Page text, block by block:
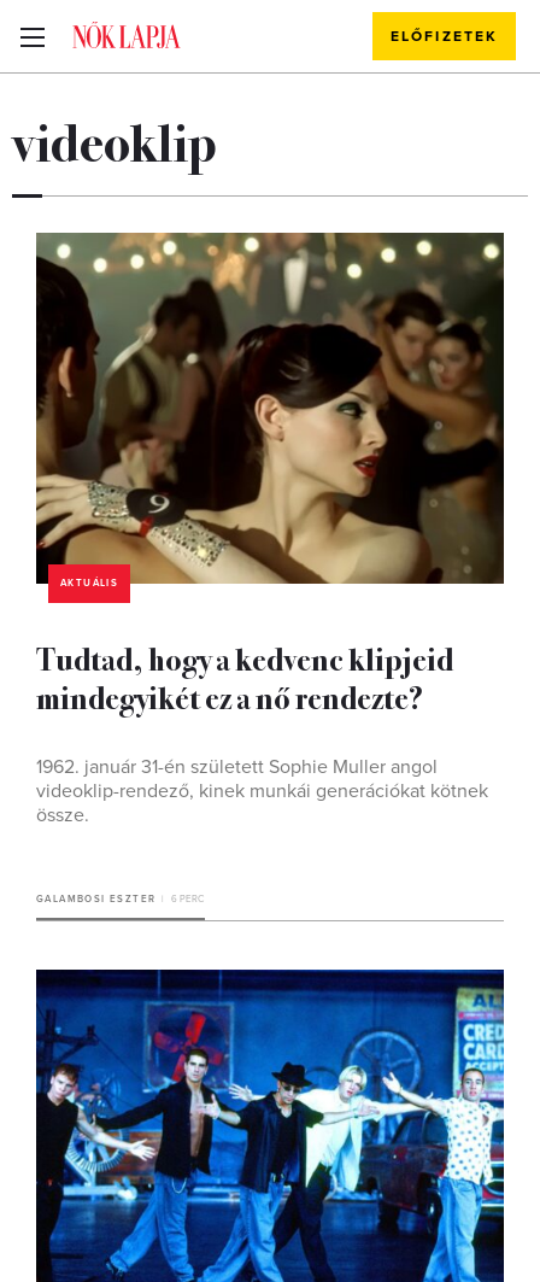
ELŐFIZETEK
videoklip
AKTUÁLIS
Tudtad, hogy a kedvenc klipjeid
mindegyikét ez a nő rendezte?
1962. január 31-én született Sophie Muller angol
videoklip-rendező, kinek munkái generációkat kötnek
össze.
GALAMBOSI ESZTER 6 PERC